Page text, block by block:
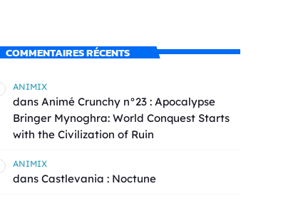
COMMENTAIRES RÉCENTS
ANIMIX
dans Animé Crunchy n°23 : Apocalypse
Bringer Mynoghra: World Conquest Starts
with the Civilization of Ruin
ANIMIX
dans Castlevania : Noctune